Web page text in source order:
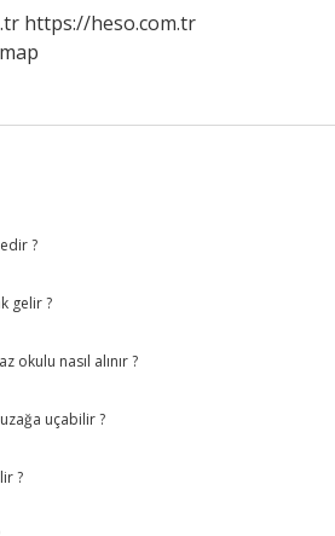
https://heso.com.tr
?
gelir ?
okulu nasıl alınır ?
uçabilir ?
?